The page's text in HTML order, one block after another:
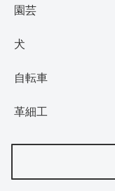
園芸
犬
自転車
革細工